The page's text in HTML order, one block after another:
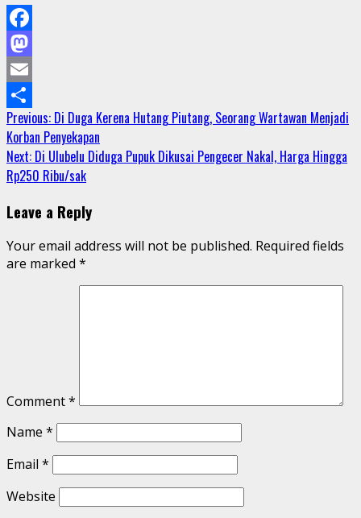
Facebook
Mastodon
Email
Share
Continue
Reading
Previous: Di Duga Kerena Hutang Piutang, Seorang Wartawan Menjadi
Korban Penyekapan
Next: Di Ulubelu Diduga Pupuk Dikusai Pengecer Nakal, Harga Hingga
Rp250 Ribu/sak
Leave a Reply
Your email address will not be published. Required fields
are marked *
Comment*
Name *
Email *
Website